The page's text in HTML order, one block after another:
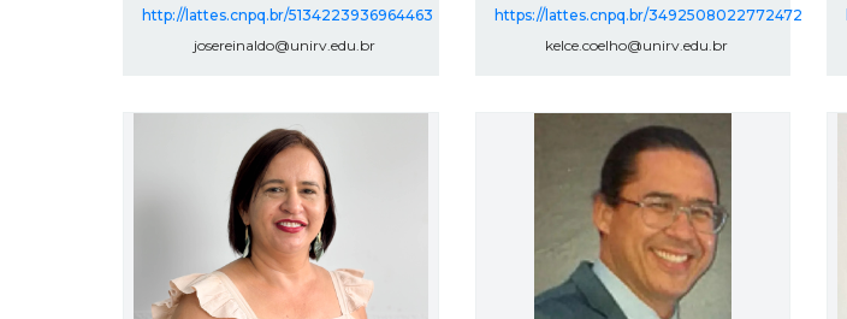
http://lattes.cnpq.br/5134223936964463
josereinaldo@unirv.edu.br
https://lattes.cnpq.br/3492508022772472
kelce.coelho@unirv.edu.br